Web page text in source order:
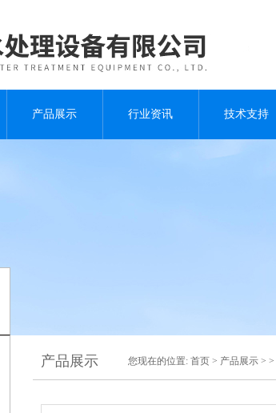
产品展示 行业资讯 技术支持
产品展示 您现在的位置: 首页 > 产品展示 > >